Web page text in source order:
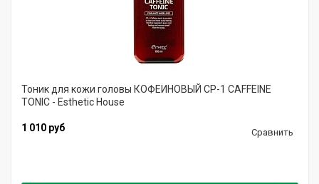
Тоник для кожи головы КОФЕИНОВЫЙ CP-1 CAFFEINE
TONIC - Esthetic House
1 010 руб Сравнить